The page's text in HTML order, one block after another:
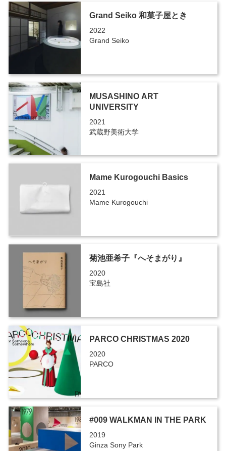
Grand Seiko 和菓子屋とき
2022
Grand Seiko
MUSASHINO ART
UNIVERSITY
2021
武蔵野美術大学
Mame Kurogouchi Basics
2021
Mame Kurogouchi
菊池亜希子『へそまがり』
2020
宝島社
PARCO CHRISTMAS 2020
2020
PARCO
#009 WALKMAN IN THE PARK
2019
Ginza Sony Park